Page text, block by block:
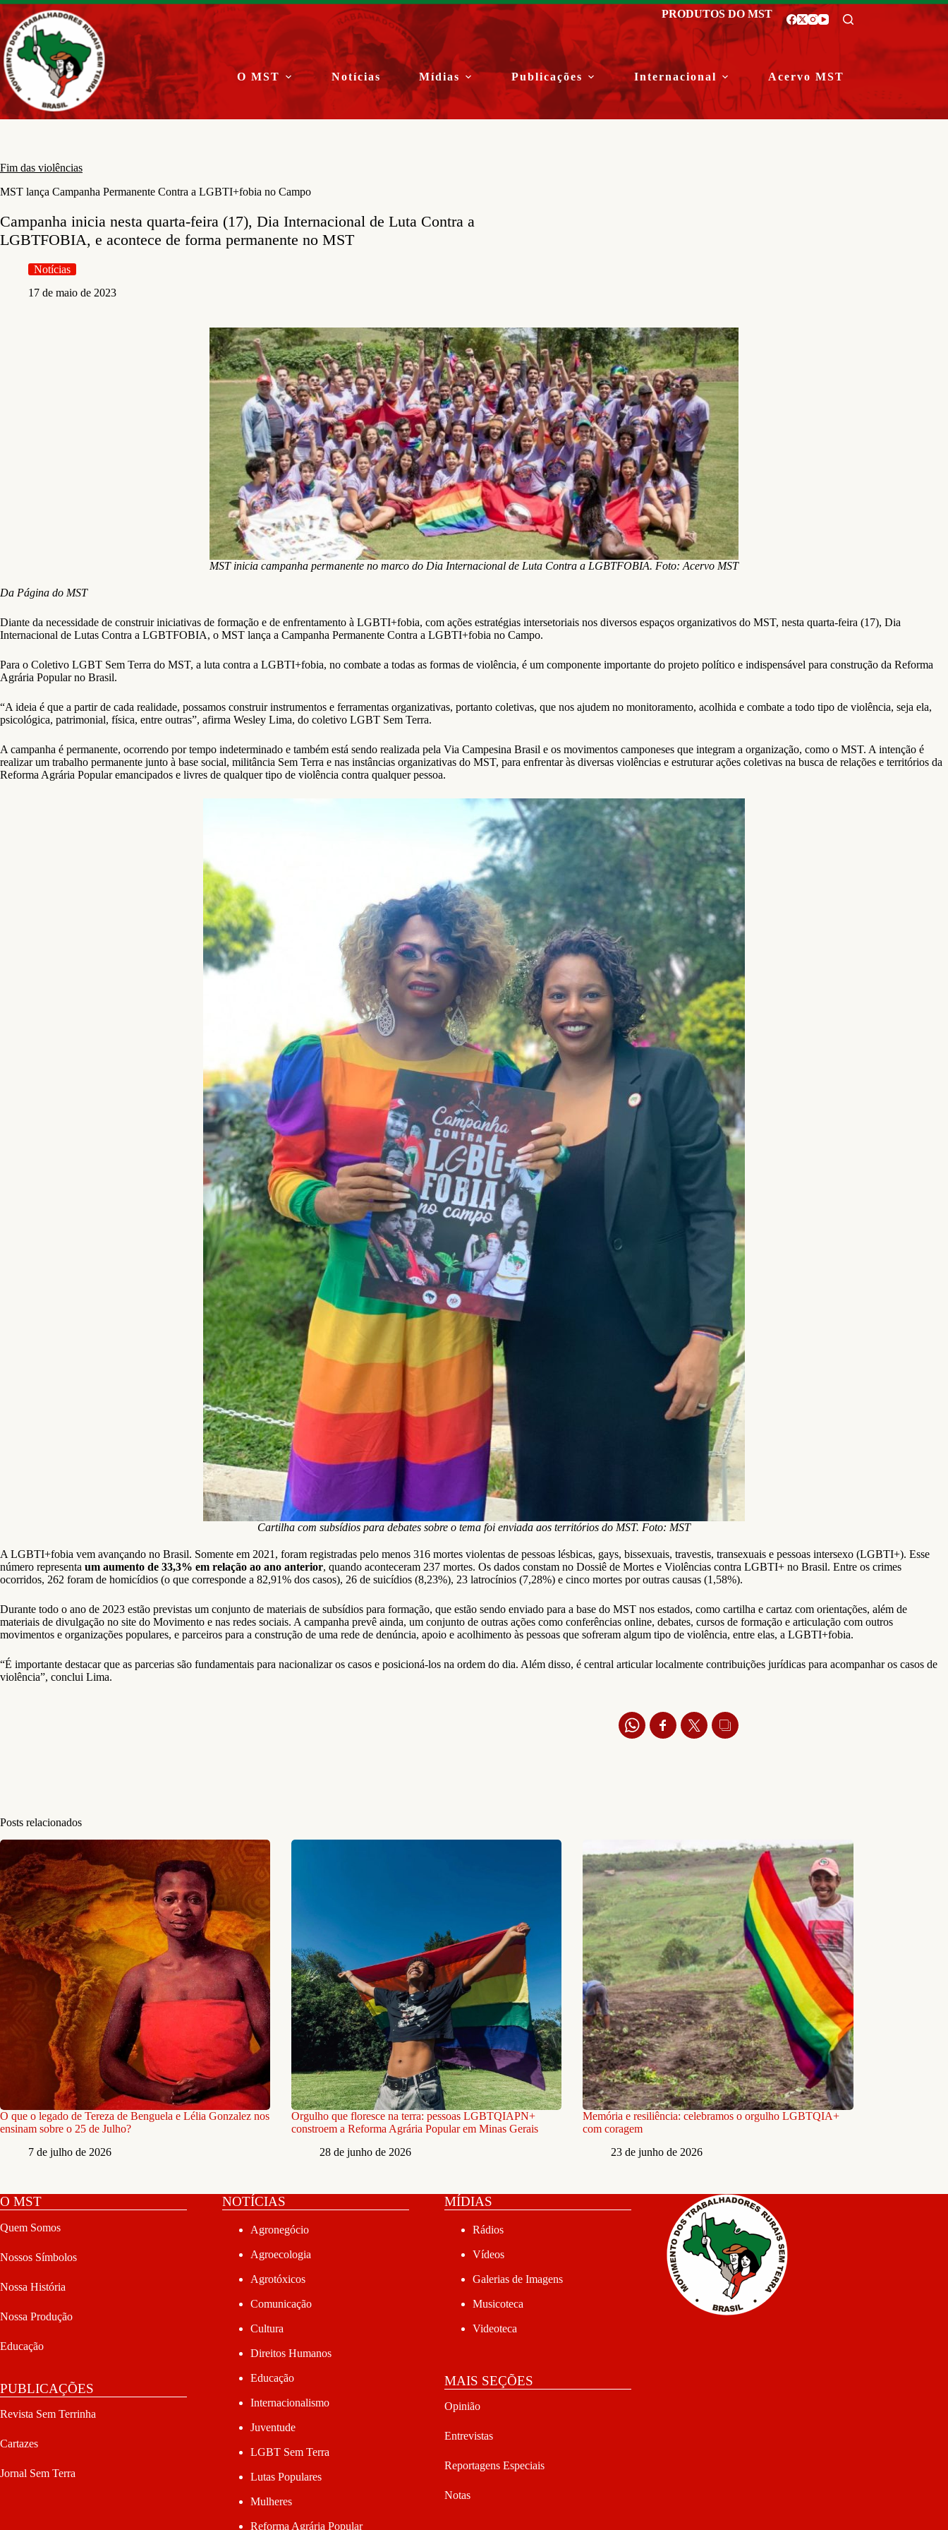
Pular
para
o
conteúdo
PRODUTOS DO MST
O MST Notícias Mídias Publicações Internacional Acervo MST
Fim das violências
MST lança Campanha Permanente Contra a LGBTI+fobia no Campo
Campanha inicia nesta quarta-feira (17), Dia Internacional de Luta Contra a
LGBTFOBIA, e acontece de forma permanente no MST
Notícias
17 de maio de 2023
MST inicia campanha permanente no marco do Dia Internacional de Luta Contra a LGBTFOBIA. Foto: Acervo MST
Da Página do MST
Diante da necessidade de construir iniciativas de formação e de enfrentamento à LGBTI+fobia, com ações estratégias intersetoriais nos diversos espaços organizativos do MST, nesta quarta-feira (17), Dia
Internacional de Lutas Contra a LGBTFOBIA, o MST lança a Campanha Permanente Contra a LGBTI+fobia no Campo.
Para o Coletivo LGBT Sem Terra do MST, a luta contra a LGBTI+fobia, no combate a todas as formas de violência, é um componente importante do projeto político e indispensável para construção da Reforma
Agrária Popular no Brasil.
“A ideia é que a partir de cada realidade, possamos construir instrumentos e ferramentas organizativas, portanto coletivas, que nos ajudem no monitoramento, acolhida e combate a todo tipo de violência, seja ela,
psicológica, patrimonial, física, entre outras”, afirma Wesley Lima, do coletivo LGBT Sem Terra.
A campanha é permanente, ocorrendo por tempo indeterminado e também está sendo realizada pela Via Campesina Brasil e os movimentos camponeses que integram a organização, como o MST. A intenção é
realizar um trabalho permanente junto à base social, militância Sem Terra e nas instâncias organizativas do MST, para enfrentar às diversas violências e estruturar ações coletivas na busca de relações e territórios da
Reforma Agrária Popular emancipados e livres de qualquer tipo de violência contra qualquer pessoa.
Cartilha com subsídios para debates sobre o tema foi enviada aos territórios do MST. Foto: MST
A LGBTI+fobia vem avançando no Brasil. Somente em 2021, foram registradas pelo menos 316 mortes violentas de pessoas lésbicas, gays, bissexuais, travestis, transexuais e pessoas intersexo (LGBTI+). Esse
número representa um aumento de 33,3% em relação ao ano anterior, quando aconteceram 237 mortes. Os dados constam no Dossiê de Mortes e Violências contra LGBTI+ no Brasil. Entre os crimes
ocorridos, 262 foram de homicídios (o que corresponde a 82,91% dos casos), 26 de suicídios (8,23%), 23 latrocínios (7,28%) e cinco mortes por outras causas (1,58%).
Durante todo o ano de 2023 estão previstas um conjunto de materiais de subsídios para formação, que estão sendo enviado para a base do MST nos estados, como cartilha e cartaz com orientações, além de
materiais de divulgação no site do Movimento e nas redes sociais. A campanha prevê ainda, um conjunto de outras ações como conferências online, debates, cursos de formação e articulação com outros
movimentos e organizações populares, e parceiros para a construção de uma rede de denúncia, apoio e acolhimento às pessoas que sofreram algum tipo de violência, entre elas, a LGBTI+fobia.
“É importante destacar que as parcerias são fundamentais para nacionalizar os casos e posicioná-los na ordem do dia. Além disso, é central articular localmente contribuições jurídicas para acompanhar os casos de
violência”, conclui Lima.
Posts relacionados
O que o legado de Tereza de Benguela e Lélia Gonzalez nos
ensinam sobre o 25 de Julho?
7 de julho de 2026
Orgulho que floresce na terra: pessoas LGBTQIAPN+
constroem a Reforma Agrária Popular em Minas Gerais
28 de junho de 2026
Memória e resiliência: celebramos o orgulho LGBTQIA+
com coragem
23 de junho de 2026
O MST
Quem Somos
Nossos Símbolos
Nossa História
Nossa Produção
Educação
PUBLICAÇÕES
Revista Sem Terrinha
Cartazes
Jornal Sem Terra
NOTÍCIAS
Agronegócio
Agroecologia
Agrotóxicos
Comunicação
Cultura
Direitos Humanos
Educação
Internacionalismo
Juventude
LGBT Sem Terra
Lutas Populares
Mulheres
Reforma Agrária Popular
MÍDIAS
Rádios
Vídeos
Galerias de Imagens
Musicoteca
Videoteca
MAIS SEÇÕES
Opinião
Entrevistas
Reportagens Especiais
Notas